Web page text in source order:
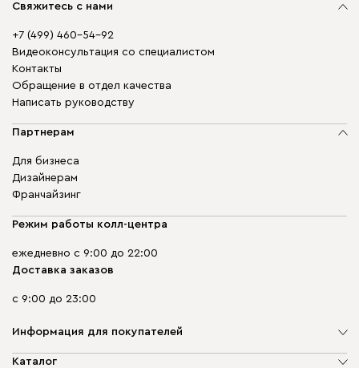
Свяжитесь с нами
+7 (499) 460-54-92
Видеоконсультация со специалистом
Контакты
Обращение в отдел качества
Написать руководству
Партнерам
Для бизнеса
Дизайнерам
Франчайзинг
Режим работы колл-центра
ежедневно с 9:00 до 22:00
Доставка заказов
с 9:00 до 23:00
Информация для покупателей
О компании
Каталог